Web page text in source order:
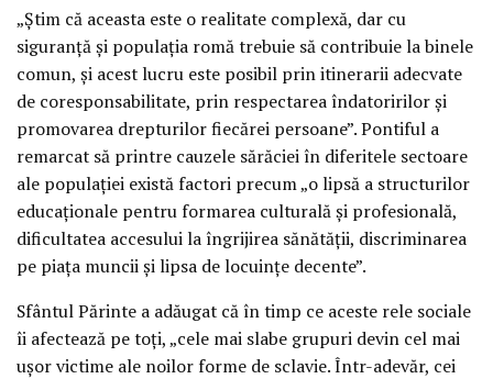
„Ştim că aceasta este o realitate complexă, dar cu
siguranţă şi populaţia romă trebuie să contribuie la binele
comun, şi acest lucru este posibil prin itinerarii adecvate
de coresponsabilitate, prin respectarea îndatoririlor şi
promovarea drepturilor fiecărei persoane”. Pontiful a
remarcat să printre cauzele sărăciei în diferitele sectoare
ale populaţiei există factori precum „o lipsă a structurilor
educaţionale pentru formarea culturală şi profesională,
dificultatea accesului la îngrijirea sănătăţii, discriminarea
pe piaţa muncii şi lipsa de locuinţe decente”.
Sfântul Părinte a adăugat că în timp ce aceste rele sociale
îi afectează pe toţi, „cele mai slabe grupuri devin cel mai
uşor victime ale noilor forme de sclavie. Într-adevăr, cei